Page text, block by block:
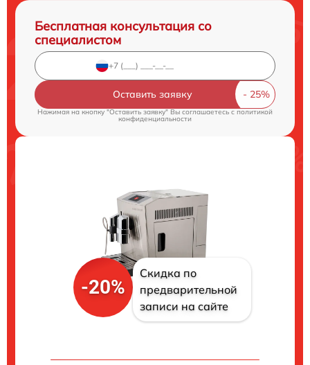
Бесплатная консультация со
специалистом
Оставить заявку
Нажимая на кнопку "Оставить заявку" Вы соглашаетесь cполитикой
конфиденциальности
-20%
Скидка по
предварительной
записи на сайте